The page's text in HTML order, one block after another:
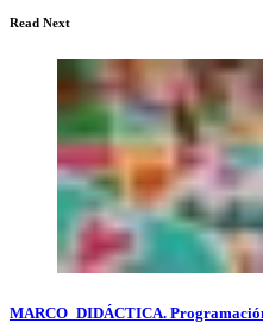
Read Next
MARCO_DIDÁCTICA.